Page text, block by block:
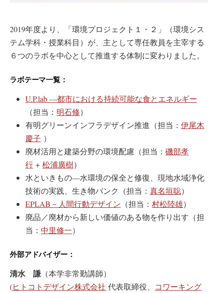
2019年度より、「環境プロジェクト１・２」（環境シス
テム学科・授業科目）が、主として専任教員を主宰する
６つのラボを中心として推進する体制に変わりました。
ラボテーマ一覧：
U.P.lab ―都市における持続可能な食とエネルギー
（担当： 明石修）
有明グリーンインフラデザイン推進（担当： 伊尾木
慶子 ）
廃材活用と建築分野の環境配慮（担当： 磯部孝
行 + 松浦廣樹）
水といきもの―水環境の保全と修復、現地水域浄化
技術の実践、生き物バンク（担当： 真名垣聡）
EPLAB－人間行動デザイン （担当： 村松陸雄）
廃品／廃材から新しい価値のある物を作り出す（担
当： 中里修一）
外部アドバイザー：
清水 謙 （本学非常勤講師）
(ヒトコトデザイン株式会社 代表取締役、 コワーキング